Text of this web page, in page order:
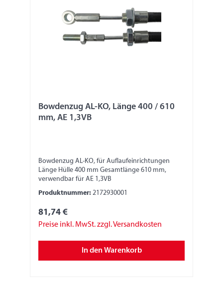
Bowdenzug AL-KO, Länge 400 / 610
mm, AE 1,3VB
Bowdenzug AL-KO, für Auflaufeinrichtungen
Länge Hülle 400 mm Gesamtlänge 610 mm,
verwendbar für AE 1,3VB
Produktnummer: 2172930001
81,74 €
Preise inkl. MwSt. zzgl. Versandkosten
In den Warenkorb